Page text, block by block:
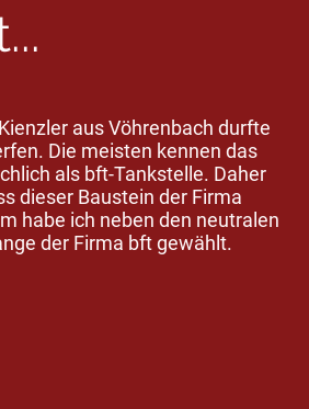
aus Vöhrenbach durfte
Die meisten kennen das
als bft-Tankstelle. Daher
dieser Baustein der Firma
habe ich neben den neutralen
der Firma bft gewählt.